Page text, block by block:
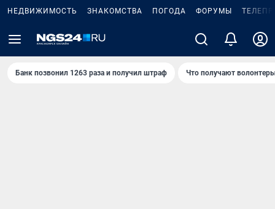
НЕДВИЖИМОСТЬ ЗНАКОМСТВА ПОГОДА ФОРУМЫ
Банк позвонил 1263 раза и получил штраф Что получают